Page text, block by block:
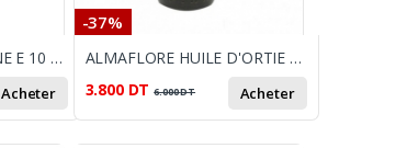
ALMAFLORE VITAMINE E 10 ML
Acheter
-37%
ALMAFLORE HUILE D'ORTIE 10ML
3.800 DT 6.000DT Acheter